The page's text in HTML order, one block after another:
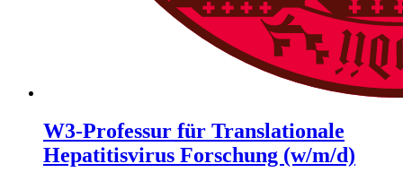
W3-Professur für Translationale
Hepatitisvirus Forschung (w/m/d)